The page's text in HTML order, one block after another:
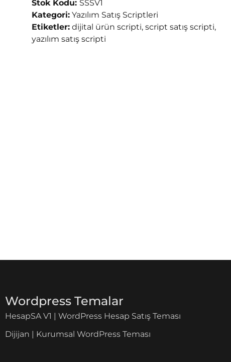
Stok Kodu: SSSV1
Kategori: Yazılım Satış Scriptleri
Etiketler: dijital ürün scripti, script satış scripti,
yazılım satış scripti
Wordpress Temalar
HesapSA V1 | WordPress Hesap Satış Teması
Dijijan | Kurumsal WordPress Teması